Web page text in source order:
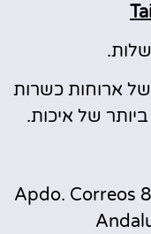
של ארוחות כשרות
של איכות.
Apdo. Correos